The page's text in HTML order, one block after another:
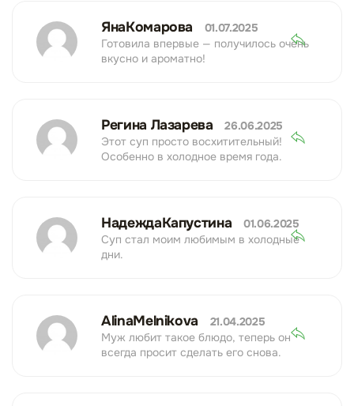
ЯнаКомарова
01.07.2025
Готовила впервые — получилось очень
вкусно и ароматно!
Регина Лазарева
26.06.2025
Этот суп просто восхитительный!
Особенно в холодное время года.
НадеждаКапустина
01.06.2025
Суп стал моим любимым в холодные
дни.
AlinaMelnikova
21.04.2025
Муж любит такое блюдо, теперь он
всегда просит сделать его снова.